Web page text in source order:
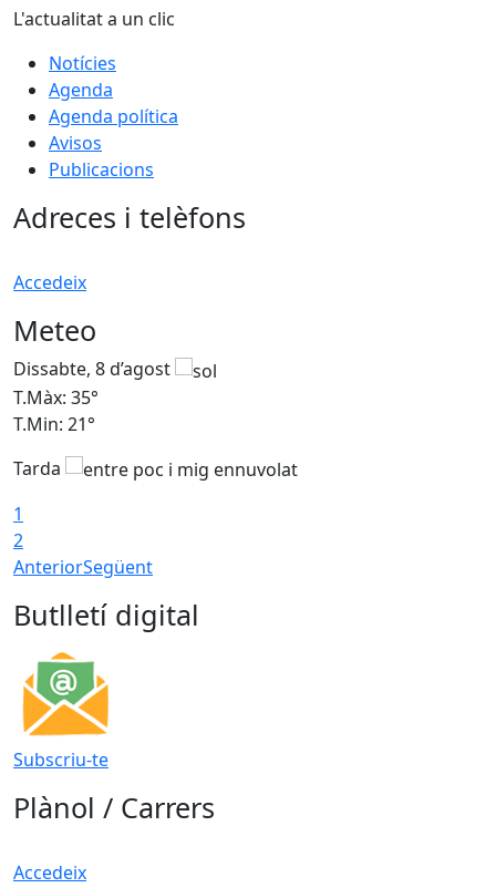
L'actualitat a un clic
Notícies
Agenda
Agenda política
Avisos
Publicacions
Adreces i telèfons
Accedeix
Meteo
Dissabte, 8 d’agost
T.Màx: 35°
T.Min: 21°
Tarda
1
2
AnteriorSegüent
Butlletí digital
Subscriu-te
Plànol / Carrers
Accedeix